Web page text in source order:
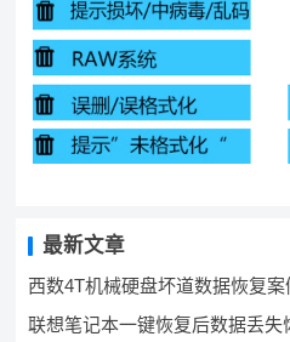
最新文章
西数4T机械硬盘坏道数据恢复案
联想笔记本一键恢复后数据丢失